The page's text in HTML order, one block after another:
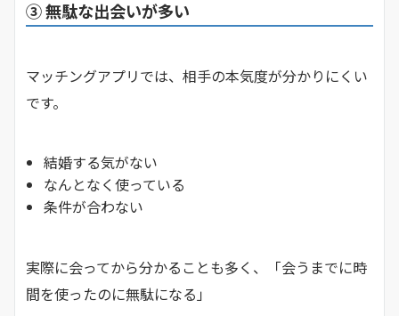
③ 無駄な出会いが多い
マッチングアプリでは、相手の本気度が分かりにくい
です。
結婚する気がない
なんとなく使っている
条件が合わない
実際に会ってから分かることも多く、「会うまでに時
間を使ったのに無駄になる」